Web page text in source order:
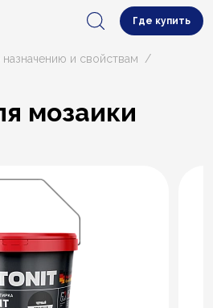
Где купить
и свойствам
мозаики